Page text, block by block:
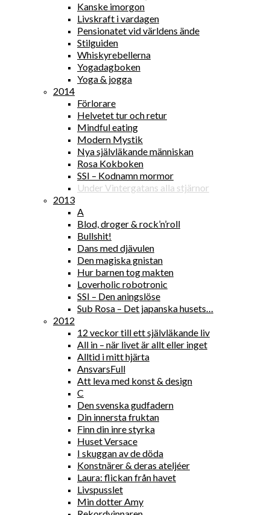
Kanske imorgon
Livskraft i vardagen
Pensionatet vid världens ände
Stilguiden
Whiskyrebellerna
Yogadagboken
Yoga & jogga
2014
Förlorare
Helvetet tur och retur
Mindful eating
Modern Mystik
Nya självläkande människan
Rosa Kokboken
SSI – Kodnamn mormor
Under Vintergatans alla stjärnor
2013
A
Blod, droger & rock’n’roll
Bullshit!
Dans med djävulen
Den magiska gnistan
Hur barnen tog makten
Loverholic robotronic
SSI – Den aningslöse
Sub Rosa – Det japanska husets…
2012
12 veckor till ett självläkande liv
All in – när livet är allt eller inget
Alltid i mitt hjärta
AnsvarsFull
Att leva med konst & design
C
Den svenska gudfadern
Din innersta fruktan
Finn din inre styrka
Huset Versace
I skuggan av de döda
Konstnärer & deras ateljéer
Laura: flickan från havet
Livspusslet
Min dotter Amy